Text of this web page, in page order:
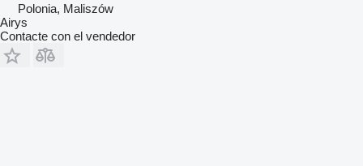
Polonia, Maliszów
Airys
Contacte con el vendedor